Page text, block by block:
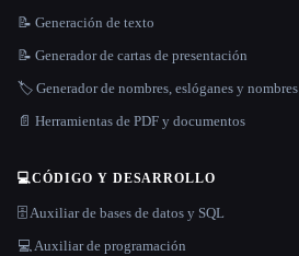
📝 Generación de texto
📝 Generador de cartas de presentación
🏷️ Generador de nombres, eslóganes y nombres
📄 Herramientas de PDF y documentos
💻CÓDIGO Y DESARROLLO
🗄️ Auxiliar de bases de datos y SQL
💻 Auxiliar de programación